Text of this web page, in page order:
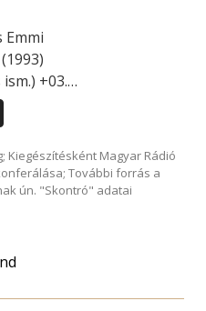
Emmi
+03.…
Kiegészítésként Magyar Rádió
További forrás a
ún. "Skontró" adatai